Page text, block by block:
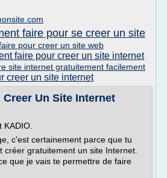
faire pour se creer un site
pour creer un site web
faire pour creer un site internet
site internet gratuitement facilement
creer un site internet
Un Site Internet
KADIO.
c'est certainement parce que tu
créer gratuitement un site Internet.
que je vais te permettre de faire